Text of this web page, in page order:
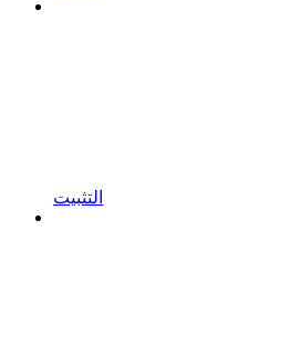
التثبيت